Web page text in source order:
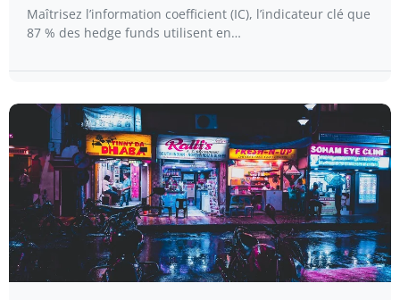
Maîtrisez l’information coefficient (IC), l’indicateur clé que
87 % des hedge funds utilisent en…